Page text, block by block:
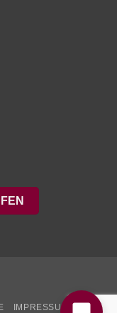
IMPRESSUM